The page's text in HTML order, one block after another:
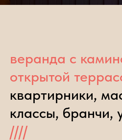
веранда с
открытой
квартирники,
классы, бранчи,
////